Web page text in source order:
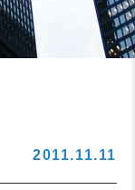
2011.11.11